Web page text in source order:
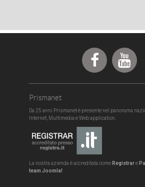
Prismanet
Da 25 anni Prismanet è presente nel panorama
Internet, Multimedia e Web application.
La nostra azienda è accreditata come Registrare
team Joomla!